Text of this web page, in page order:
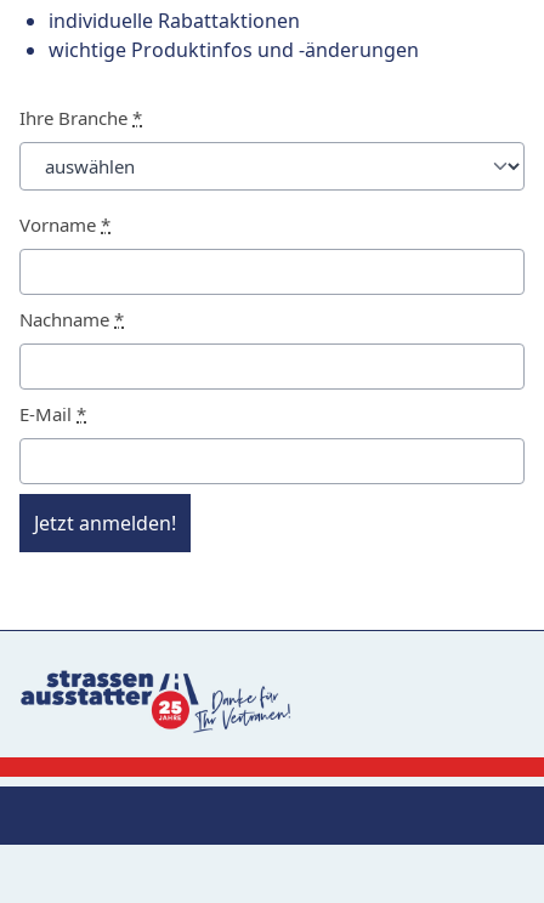
individuelle Rabattaktionen
wichtige Produktinfos und -änderungen
Ihre Branche *
Vorname *
Nachname *
E-Mail *
Jetzt anmelden!